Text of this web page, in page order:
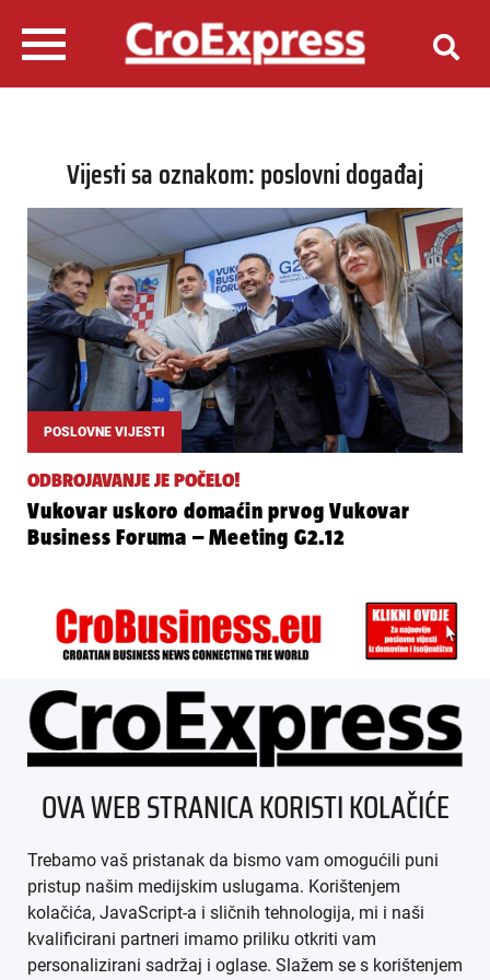
Vijesti sa oznakom: poslovni događaj
POSLOVNE VIJESTI
ODBROJAVANJE JE POČELO!
Vukovar uskoro domaćin prvog Vukovar
Business Foruma – Meeting G2.12
ÜBER UNS
IMPRESSUM
AGB
DATENSCHUTZ
OVA WEB STRANICA KORISTI KOLAČIĆE
Trebamo vaš pristanak da bismo vam omogućili puni
pristup našim medijskim uslugama. Korištenjem
kolačića, JavaScript-a i sličnih tehnologija, mi i naši
kvalificirani partneri imamo priliku otkriti vam
personalizirani sadržaj i oglase. Slažem se s korištenjem